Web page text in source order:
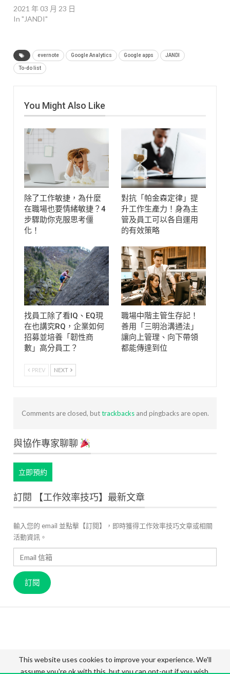
2021 年 03 月 23 日
In "JANDI"
evernote Google Analytics Google apps JANDI
To-do list
You Might Also Like
除了工作敏捷，為什麼
在職場也要情緒敏捷？4
步驟助你克服思考僵
化！
對抗「帕金森定律」提
升工作生產力！身為主
管及員工可以各自運用
的有效策略
找員工除了看IQ、EQ現
在也講究RQ，企業如何
招募並培養「韌性商
數」高分員工？
職場中階主管生存記！
善用「三明治溝通法」
讓向上管理、向下帶領
都能傳達到位
PREV NEXT
Comments are closed, buttrackbacksand pingbacks are open.
與協作專家聊聊
立即預約
訂閱 【工作效率技巧】最新文章
輸入您的 email 並點擊【訂閱】，即時獲得工作效率技巧文章或相關
活動資訊。
信
箱
訂閱
This website uses cookies to improve your experience. We'll
assume you're ok with this, but you can opt-out if you wish.